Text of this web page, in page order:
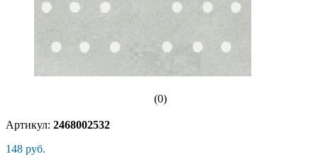
(0)
Артикул: 2468002532
148 руб.